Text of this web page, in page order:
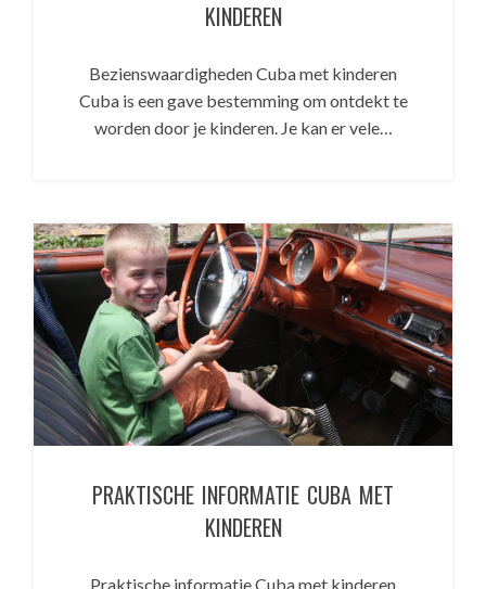
KINDEREN
Bezienswaardigheden Cuba met kinderen
Cuba is een gave bestemming om ontdekt te
worden door je kinderen. Je kan er vele…
PRAKTISCHE INFORMATIE CUBA MET
KINDEREN
Praktische informatie Cuba met kinderen